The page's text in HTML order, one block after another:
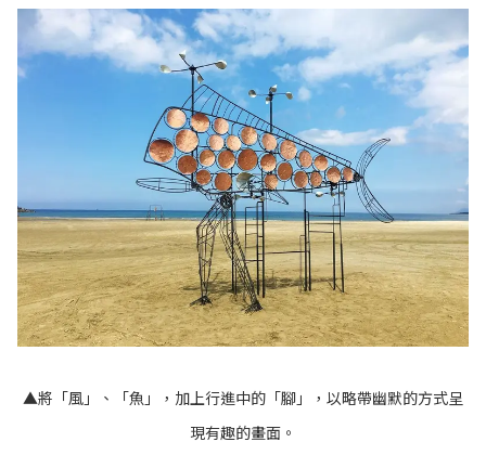
▲將「風」、「魚」，加上行進中的「腳」，以略帶幽默的方式呈
現有趣的畫面。